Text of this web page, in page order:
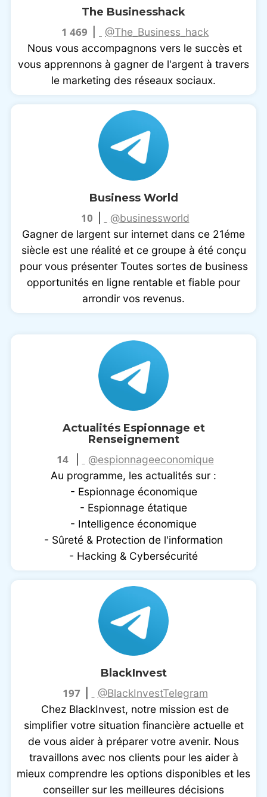
The Businesshack
1 469
@The_Business_hack
Nous vous accompagnons vers le succès et
vous apprennons à gagner de l'argent à travers
le marketing des réseaux sociaux.
Business World
10
@businessworld
Gagner de largent sur internet dans ce 21éme
siècle est une réalité et ce groupe à été conçu
pour vous présenter Toutes sortes de business
opportunités en ligne rentable et fiable pour
arrondir vos revenus.
Actualités Espionnage et
Renseignement
14
@espionnageeconomique
Au programme, les actualités sur :
- Espionnage économique
- Espionnage étatique
- Intelligence économique
- Sûreté & Protection de l'information
- Hacking & Cybersécurité
BlackInvest
197
@BlackInvestTelegram
Chez BlackInvest, notre mission est de
simplifier votre situation financière actuelle et
de vous aider à préparer votre avenir. Nous
travaillons avec nos clients pour les aider à
mieux comprendre les options disponibles et les
conseiller sur les meilleures décisions